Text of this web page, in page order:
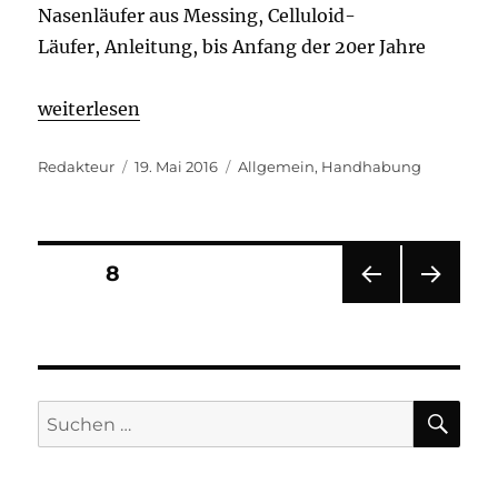
Nasenläufer aus Messing, Celluloid-
Läufer, Anleitung, bis Anfang der 20er Jahre
weiterlesen
Autor
Redakteur
Veröffentlicht
19. Mai 2016 Kategorien
Allgemein, Handhabung
Seitennummerierung
Beiträge
SEIT
E
SEITE8
E
Suchen
nach: